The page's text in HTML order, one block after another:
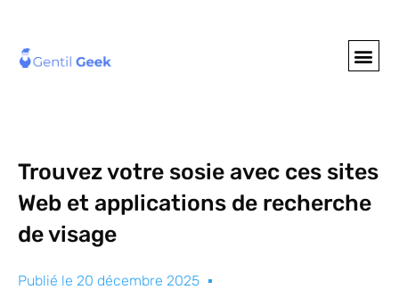
Trouvez votre sosie avec ces sites
Web et applications de recherche
de visage
Publié le 20 décembre 2025